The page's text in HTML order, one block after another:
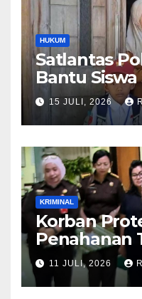
HUKUM
Satlantas
Bantu
Saat Pulang
Langsung
Orang Tua
15 JULI, 2026
KRIMINAL
Korban
Penahanan
Pemalsuan
Kasi
Nanti Saya
11 JULI, 2026